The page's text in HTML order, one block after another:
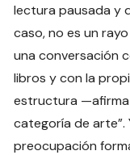
lectura pausada y
caso, no es un
una conversación
libros y con la
estructura
categoría de arte”.
preocupación